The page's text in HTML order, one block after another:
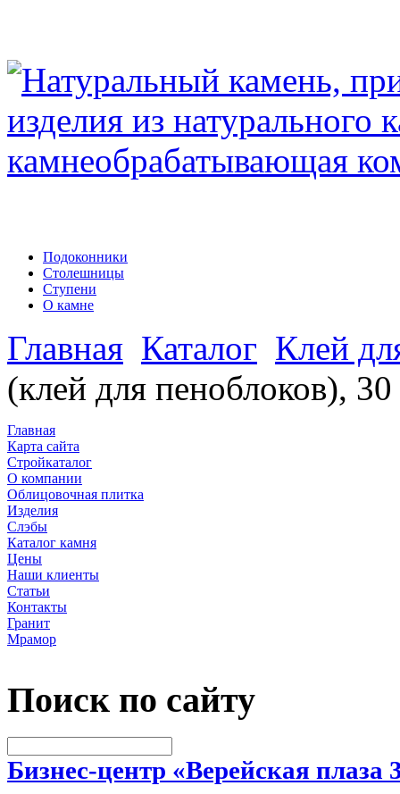
Подоконники
Столешницы
Ступени
О камне
Главная Каталог Клей
(клей для пеноблоков), 30
Главная
Карта сайта
Стройкаталог
О компании
Облицовочная плитка
Изделия
Слэбы
Каталог камня
Цены
Наши клиенты
Статьи
Контакты
Гранит
Мрамор
Поиск по сайту
Бизнес-центр «Верейская плаза